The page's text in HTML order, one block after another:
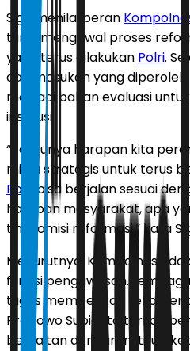
Sigit menilai peran
turut mengawal proses
yang terus dilakukan Polri.
dan masukan yang diperoleh
menjadi bahan evaluasi
institusi.
“Tentunya harapan kita
mitra strategis untuk terus
Polri
bisa berjalan sesuai
harapan masyarakat, apa
tim komisi reformasi,” kata
Menurutnya, Kompolnas
fungsi pengawasan.
tugas memberikan
Prabowo Subianto terkait
berkaitan dengan institusi